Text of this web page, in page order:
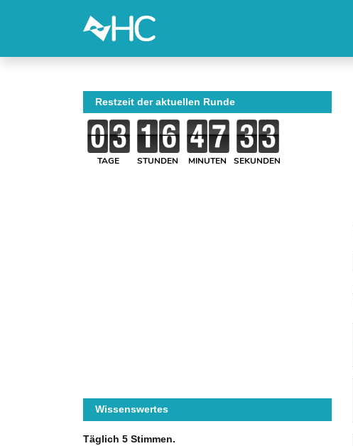
Restzeit der aktuellen Runde
TAGE STUNDEN MINUTEN SEKUNDEN
Wissenswertes
Täglich 5 Stimmen.